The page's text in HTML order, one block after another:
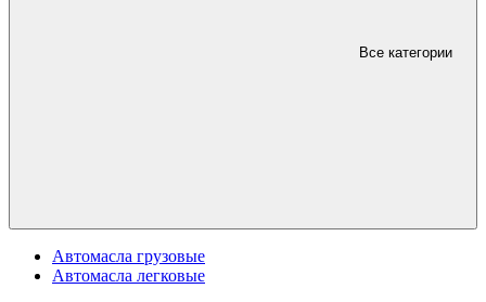
Все категории
Автомасла грузовые
Автомасла легковые